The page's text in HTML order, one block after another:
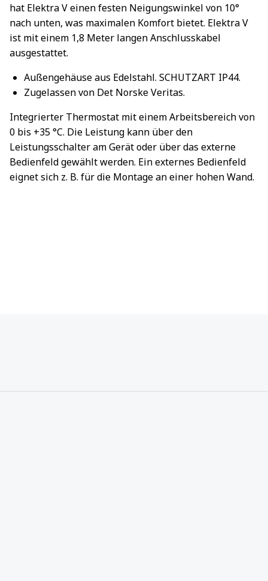
hat Elektra V einen festen Neigungswinkel von 10°
nach unten, was maximalen Komfort bietet. Elektra V
ist mit einem 1,8 Meter langen Anschlusskabel
ausgestattet.
Außengehäuse aus Edelstahl. SCHUTZART IP44.
Zugelassen von Det Norske Veritas.
Integrierter Thermostat mit einem Arbeitsbereich von
0 bis +35 °C. Die Leistung kann über den
Leistungsschalter am Gerät oder über das externe
Bedienfeld gewählt werden. Ein externes Bedienfeld
eignet sich z. B. für die Montage an einer hohen Wand.